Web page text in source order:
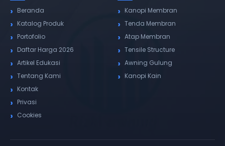
Beranda
Katalog Produk
Portofolio
Daftar Harga 2026
Artikel Edukasi
Tentang Kami
Kontak
Privasi
Cookies
Kanopi Membran
Tenda Membran
Atap Membran
Tensile Structure
Awning Gulung
Kanopi Kain